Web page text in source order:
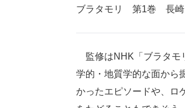
ブラタモリ 第1巻 長崎
監修はNHK「ブラタモ
学的・地質学的な面から
かったエピソードや、ロ